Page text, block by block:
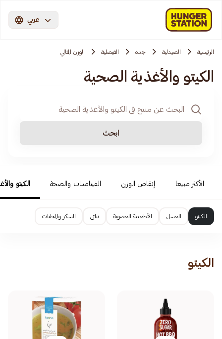
عربي
الرئيسية الصيدلية جده الفيصلية الوزن المثالي
الكيتو والأغذية الصحية
ابحث
الأكثر مبيعا إنقاص الوزن الفيتامينات والصحة الكيتو
الكيتو العسل الأطعمة العضوية نباتى السكر والمحليات
الكيتو